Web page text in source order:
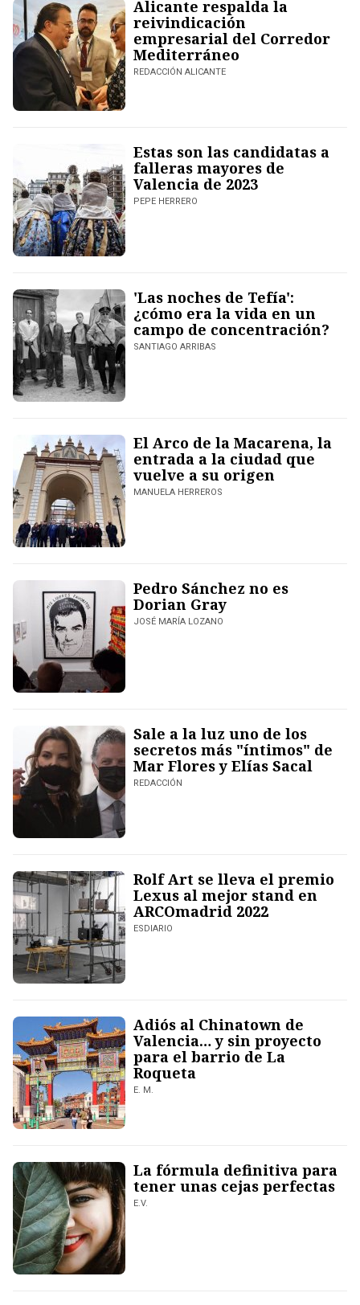
Alicante respalda la
reivindicación
empresarial del Corredor
Mediterráneo
REDACCIÓN ALICANTE
Estas son las candidatas a
falleras mayores de
Valencia de 2023
PEPE HERRERO
'Las noches de Tefía':
¿cómo era la vida en un
campo de concentración?
SANTIAGO ARRIBAS
El Arco de la Macarena, la
entrada a la ciudad que
vuelve a su origen
MANUELA HERREROS
Pedro Sánchez no es
Dorian Gray
JOSÉ MARÍA LOZANO
Sale a la luz uno de los
secretos más "íntimos" de
Mar Flores y Elías Sacal
REDACCIÓN
Rolf Art se lleva el premio
Lexus al mejor stand en
ARCOmadrid 2022
ESDIARIO
Adiós al Chinatown de
Valencia… y sin proyecto
para el barrio de La
Roqueta
E. M.
La fórmula definitiva para
tener unas cejas perfectas
E.V.